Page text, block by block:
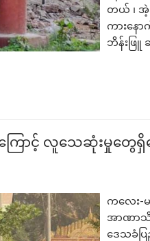
တယ် ၊ အဲ့
ကားန
ဘိန်းဖြူ
ြောင့် လူသေဆုံးမှုတွ
ကလေး-
အာဏာ
ဒေသခံပ